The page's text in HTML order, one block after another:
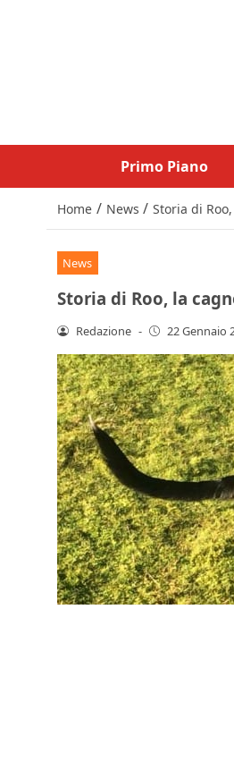
Primo Piano
Home / News / Storia di
News
Storia di Roo, la
Redazione - 22 Gennaio